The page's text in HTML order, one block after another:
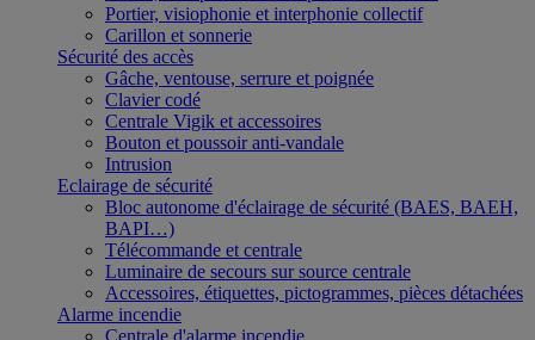
Portier, visiophonie et interphonie collectif
Carillon et sonnerie
Sécurité des accès
Gâche, ventouse, serrure et poignée
Clavier codé
Centrale Vigik et accessoires
Bouton et poussoir anti-vandale
Intrusion
Eclairage de sécurité
Bloc autonome d'éclairage de sécurité (BAES, BAEH,
BAPI…)
Télécommande et centrale
Luminaire de secours sur source centrale
Accessoires, étiquettes, pictogrammes, pièces détachées
Alarme incendie
Centrale d'alarme incendie